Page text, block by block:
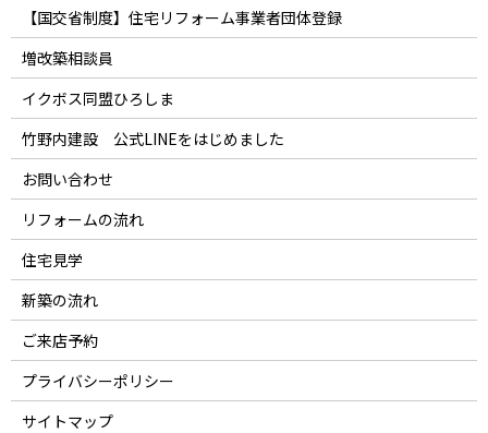
【国交省制度】住宅リフォーム事業者団体登録
増改築相談員
イクボス同盟ひろしま
竹野内建設 公式LINEをはじめました
お問い合わせ
リフォームの流れ
住宅見学
新築の流れ
ご来店予約
プライバシーポリシー
サイトマップ